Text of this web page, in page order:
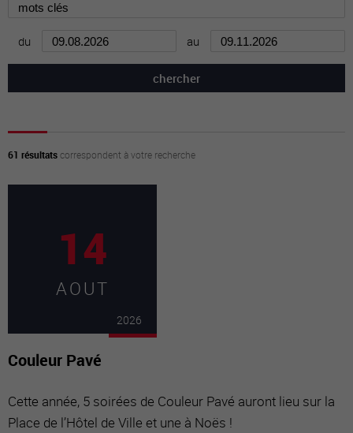
du au
61 résultatscorrespondent à votre recherche
14
AOUT
2026
Couleur Pavé
Cette année, 5 soirées de Couleur Pavé auront lieu sur la
Place de l’Hôtel de Ville et une à Noës !